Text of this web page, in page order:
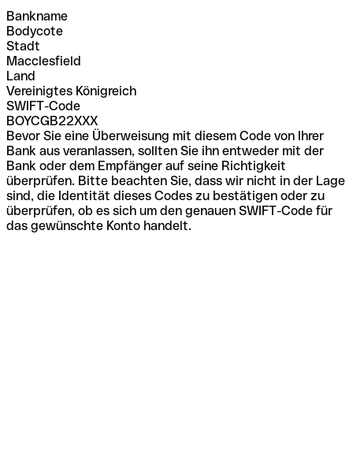
Bankname
Bodycote
Stadt
Macclesfield
Land
Vereinigtes Königreich
SWIFT-Code
BOYCGB22XXX
Bevor Sie eine Überweisung mit diesem Code von Ihrer
Bank aus veranlassen, sollten Sie ihn entweder mit der
Bank oder dem Empfänger auf seine Richtigkeit
überprüfen. Bitte beachten Sie, dass wir nicht in der Lage
sind, die Identität dieses Codes zu bestätigen oder zu
überprüfen, ob es sich um den genauen SWIFT-Code für
das gewünschte Konto handelt.